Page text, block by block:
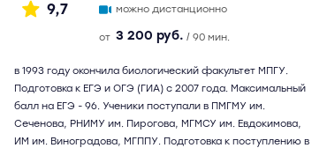
9,7
можно дистанционно
от 3 200 руб. / 90 мин.
в 1993 году окончила биологический факультет МПГУ.
Подготовка к ЕГЭ и ОГЭ (ГИА) с 2007 года. Максимальный
балл на ЕГЭ - 96. Ученики поступали в ПМГМУ им.
Сеченова, РНИМУ им. Пирогова, МГМСУ им. Евдокимова,
ИМ им. Виноградова, МГППУ. Подготовка к поступлению в